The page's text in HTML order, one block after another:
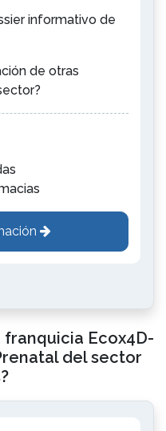
informativo de
de otras
Ecox4D-
del sector